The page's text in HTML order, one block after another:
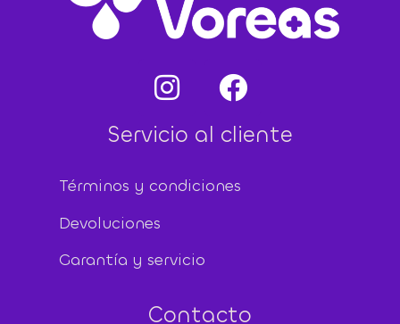
Servicio al cliente
Términos y condiciones
Devoluciones
Garantía y servicio
Contacto